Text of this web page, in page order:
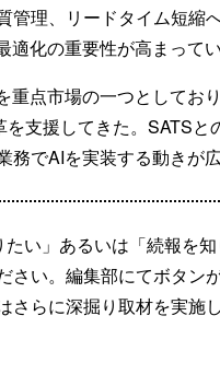
管理、リードタイム短縮
化の重要性が高まってい
重点市場の一つとしてお
支援してきた。SATS
でAIを実装する動きが
い」あるいは「続報を
さい。編集部にてボタン
さらに深掘り取材を実施